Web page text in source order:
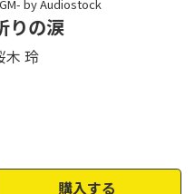
by Audiostock
りの涙
木 玲
購入する